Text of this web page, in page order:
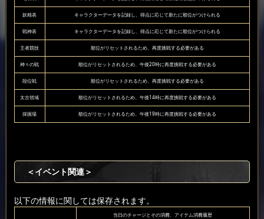
妖精表 キャラクターデータを記録し、得点に応じて新たに順位がつけられる
戦神表 キャラクターデータを記録し、得点に応じて新たに順位がつけられる
王者競技 順位がリセットされるため、再度挑戦する必要がある
神々の戦 順位がリセットされるため、午後20時に再度挑戦する必要がある
段位戦 順位がリセットされるため、再度挑戦する必要がある
太古領域 順位がリセットされるため、午後14時に再度挑戦する必要がある
採掘場 順位がリセットされるため、午後19時に再度挑戦する必要がある
＜イベント関連＞
以下の情報に関しては保存されます。
当日のチャージとその消費、アイテム消費履歴